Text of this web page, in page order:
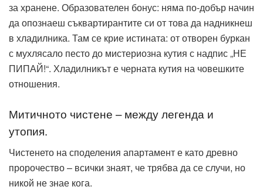
за хранене. Образователен бонус: няма по-добър начин
да опознаеш съквартирантите си от това да надникнеш
в хладилника. Там се крие истината: от отворен буркан
с мухлясало песто до мистериозна кутия с надпис „НЕ
ПИПАЙ!“. Хладилникът е черната кутия на човешките
отношения.
Митичното чистене – между легенда и
утопия.
Чистенето на споделения апартамент е като древно
пророчество – всички знаят, че трябва да се случи, но
никой не знае кога.